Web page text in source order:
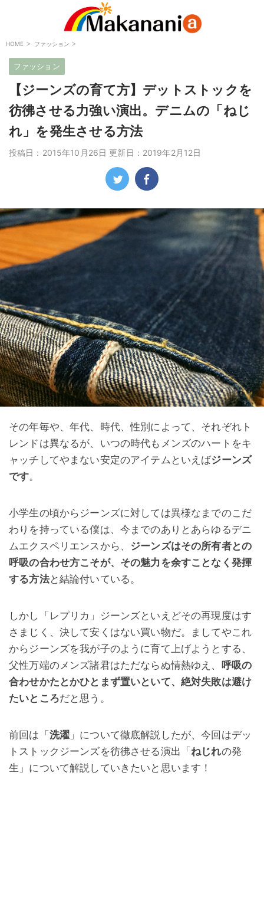
HOME > ファッション >
ファッション
【ジーンズの育て方】デットストックを
彷彿させる力強い演出。デニムの「ねじ
れ」を発生させる方法
投稿日：2015年10月26日 更新日： 2019年2月12日
その年毎や、年代、時代、性別によって、それぞれト
レンドは異なるが、いつの時代もメンズのハートをキ
ャッチしてやまない安定のアイテムといえばジーンズ
です。
小学生の頃からジーンズに対しては異様なまでのこだ
わりを持っている僕は、今までのありとあらゆるデニ
ムエクスペリエンスから、 ジーンズはその所有者との
呼吸の合わせ方こそが、その魅力を余すことなく発揮
する方法と結論付いている。
しかし「レプリカ」ジーンズといえどその再現度はす
さまじく、決して安くはない買い物だ。ましてやこれ
からジーンズを我が子のように育て上げようとする、
父性万端のメンズ諸君はただならぬ情熱ゆえ、 呼吸の
合わせかたとかひとまず置いといて、絶対失敗は避け
たいところだと思う。
前回は「 洗濯 」について徹底解説したが、今回はデッ
トストックジーンズを彷彿させる演出「 ねじれの発
生」について解説していきたいと思います！